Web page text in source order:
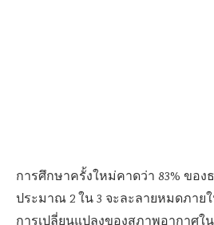
การศึกษาครั้งใหม่คาดว่า 83% ขอ
ประมาณ 2 ใน 3 จะละลายหมดภาย